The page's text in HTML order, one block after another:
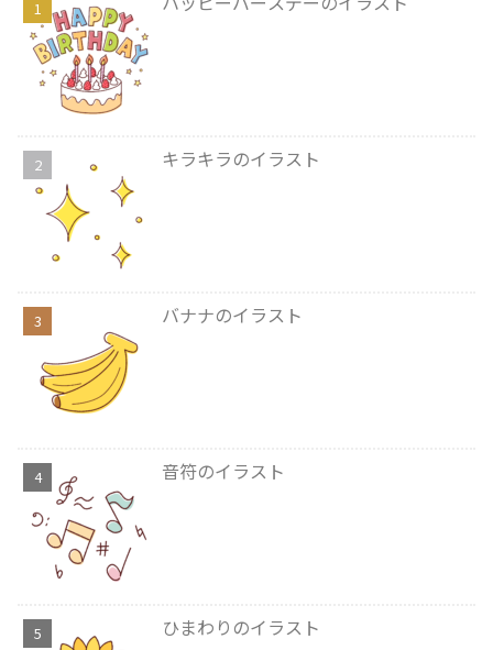
キラキラのイラスト
バナナのイラスト
音符のイラスト
ひまわりのイラスト